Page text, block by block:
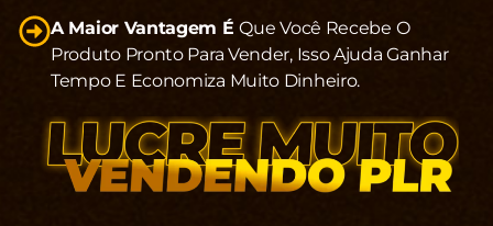
A Maior Vantagem ÉQue Você Recebe O
Produto Pronto Para Vender, Isso Ajuda Ganhar
Tempo E Economiza Muito Dinheiro.